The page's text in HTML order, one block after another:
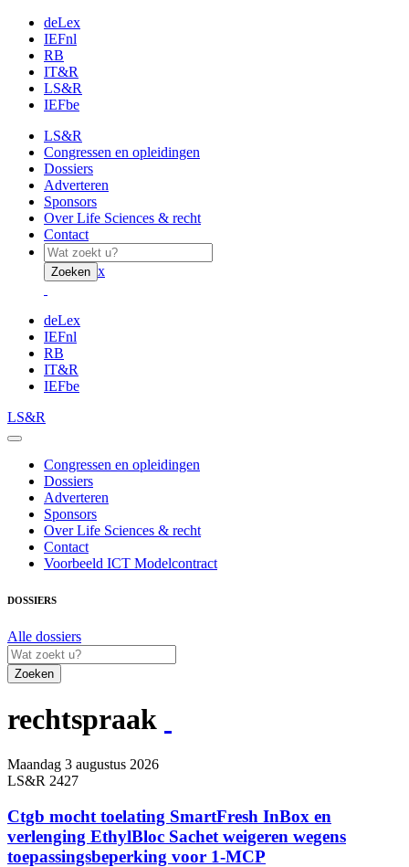
deLex
IEFnl
RB
IT&R
LS&R
IEFbe
LS&R
Congressen en opleidingen
Dossiers
Adverteren
Sponsors
Over Life Sciences & recht
Contact
Zoeken x
deLex
IEFnl
RB
IT&R
IEFbe
LS&R
Congressen en opleidingen
Dossiers
Adverteren
Sponsors
Over Life Sciences & recht
Contact
Voorbeeld ICT Modelcontract
DOSSIERS
Alle dossiers
Zoeken
rechtspraak
Maandag 3 augustus 2026
LS&R 2427
Ctgb mocht toelating SmartFresh InBox en
verlenging EthylBloc Sachet weigeren wegens
toepassingsbeperking voor 1-MCP